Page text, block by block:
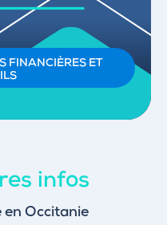
FINANCIÈRES ET
infos
en Occitanie